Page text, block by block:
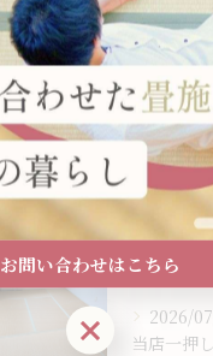
新調
張替え
最近の投稿
2026/
当店一押
お問い合わせはこちら
お問い合わせはこちら